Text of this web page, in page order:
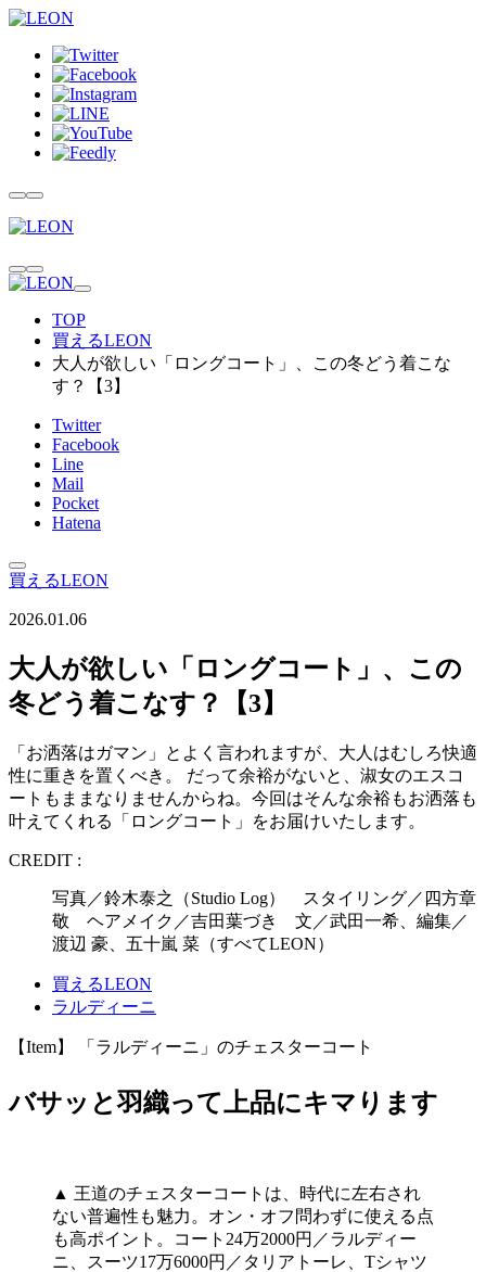
TOP
買えるLEON
大人が欲しい「ロングコート」、この冬どう着こな
す？【3】
Twitter
Facebook
Line
Mail
Pocket
Hatena
買えるLEON
2026.01.06
大人が欲しい「ロングコート」、この
冬どう着こなす？【3】
「お洒落はガマン」とよく言われますが、大人はむしろ快適
性に重きを置くべき。 だって余裕がないと、淑女のエスコ
ートもままなりませんからね。今回はそんな余裕もお洒落も
叶えてくれる「ロングコート」をお届けいたします。
CREDIT :
写真／鈴木泰之（Studio Log） スタイリング／四方章
敬 ヘアメイク／吉田葉づき 文／武田一希、編集／
渡辺 豪、五十嵐 菜（すべてLEON）
買えるLEON
ラルディーニ
【Item】 「ラルディーニ」のチェスターコート
バサッと羽織って上品にキマります
▲ 王道のチェスターコートは、時代に左右され
ない普遍性も魅力。オン・オフ問わずに使える点
も高ポイント。コート24万2000円／ラルディー
ニ、スーツ17万6000円／タリアトーレ、Tシャツ